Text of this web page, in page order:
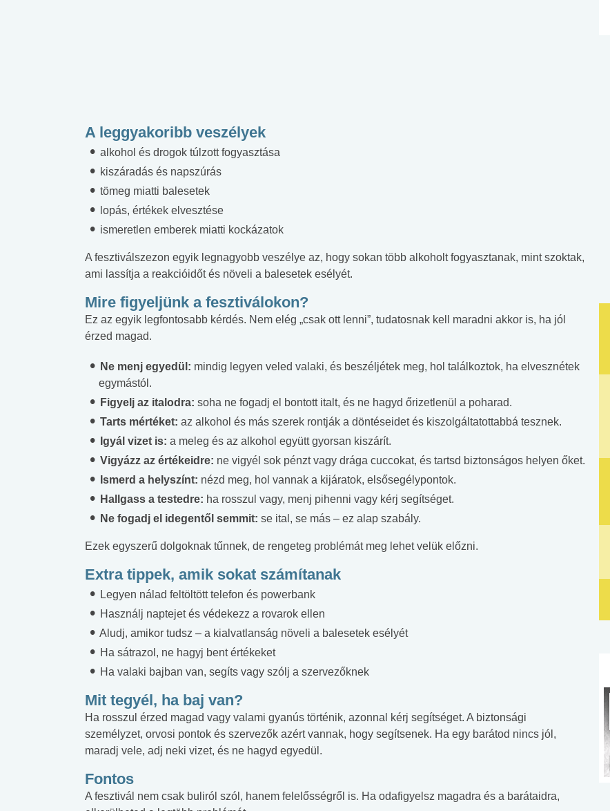
A leggyakoribb veszélyek
alkohol és drogok túlzott fogyasztása
kiszáradás és napszúrás
tömeg miatti balesetek
lopás, értékek elvesztése
ismeretlen emberek miatti kockázatok
A fesztiválszezon egyik legnagyobb veszélye az, hogy sokan több alkoholt fogyasztanak, mint szoktak,
ami lassítja a reakcióidőt és növeli a balesetek esélyét.
Mire figyeljünk a fesztiválokon?
Ez az egyik legfontosabb kérdés. Nem elég „csak ott lenni”, tudatosnak kell maradni akkor is, ha jól
érzed magad.
Ne menj egyedül: mindig legyen veled valaki, és beszéljétek meg, hol találkoztok, ha elvesznétek
egymástól.
Figyelj az italodra: soha ne fogadj el bontott italt, és ne hagyd őrizetlenül a poharad.
Tarts mértéket: az alkohol és más szerek rontják a döntéseidet és kiszolgáltatottabbá tesznek.
Igyál vizet is: a meleg és az alkohol együtt gyorsan kiszárít.
Vigyázz az értékeidre: ne vigyél sok pénzt vagy drága cuccokat, és tartsd biztonságos helyen őket.
Ismerd a helyszínt: nézd meg, hol vannak a kijáratok, elsősegélypontok.
Hallgass a testedre: ha rosszul vagy, menj pihenni vagy kérj segítséget.
Ne fogadj el idegentől semmit: se ital, se más – ez alap szabály.
Ezek egyszerű dolgoknak tűnnek, de rengeteg problémát meg lehet velük előzni.
Extra tippek, amik sokat számítanak
Legyen nálad feltöltött telefon és powerbank
Használj naptejet és védekezz a rovarok ellen
Aludj, amikor tudsz – a kialvatlanság növeli a balesetek esélyét
Ha sátrazol, ne hagyj bent értékeket
Ha valaki bajban van, segíts vagy szólj a szervezőknek
Mit tegyél, ha baj van?
Ha rosszul érzed magad vagy valami gyanús történik, azonnal kérj segítséget. A biztonsági
személyzet, orvosi pontok és szervezők azért vannak, hogy segítsenek. Ha egy barátod nincs jól,
maradj vele, adj neki vizet, és ne hagyd egyedül.
Fontos
A fesztivál nem csak buliról szól, hanem felelősségről is. Ha odafigyelsz magadra és a barátaidra,